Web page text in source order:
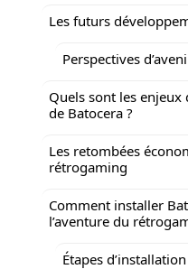
Les futurs
Perspectives
Quels sont les
de Batocera ?
Les retombées
rétrogaming
Comment installer
l’aventure du
Étapes